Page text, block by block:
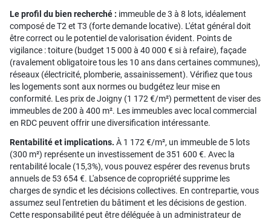
Le profil du bien recherché : immeuble de 3 à 8 lots, idéalement
composé de T2 et T3 (forte demande locative). L'état général doit
être correct ou le potentiel de valorisation évident. Points de
vigilance : toiture (budget 15 000 à 40 000 € si à refaire), façade
(ravalement obligatoire tous les 10 ans dans certaines communes),
réseaux (électricité, plomberie, assainissement). Vérifiez que tous
les logements sont aux normes ou budgétez leur mise en
conformité. Les prix de Joigny (1 172 €/m²) permettent de viser des
immeubles de 200 à 400 m². Les immeubles avec local commercial
en RDC peuvent offrir une diversification intéressante.
Rentabilité et implications. À 1 172 €/m², un immeuble de 5 lots
(300 m²) représente un investissement de 351 600 €. Avec la
rentabilité locale (15,3%), vous pouvez espérer des revenus bruts
annuels de 53 654 €. L'absence de copropriété supprime les
charges de syndic et les décisions collectives. En contrepartie, vous
assumez seul l'entretien du bâtiment et les décisions de gestion.
Cette responsabilité peut être déléguée à un administrateur de